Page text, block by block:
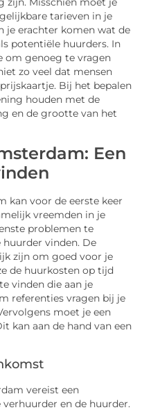
tarieven in je
je erachter komen wat de
potentiële huurders. In
om genoeg te vragen
zo veel dat mensen
Bij het bepalen
houden met de
en de grootte van het
Een
kan voor de eerste keer
vreemden in je
problemen te
vinden. De
zijn om goed voor je
de huurkosten op tijd
vinden die aan je
referenties vragen bij je
moet je een
kan aan de hand van een
vereist een
en de huurder.